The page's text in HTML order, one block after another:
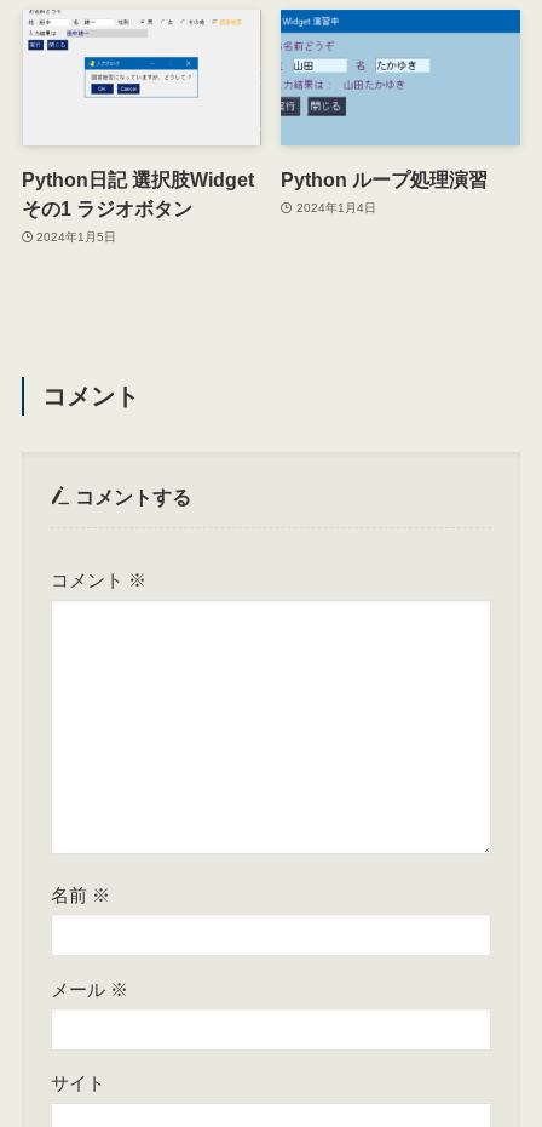
Python日記 選択肢Widget
その1 ラジオボタン
2024年1月5日
Python ループ処理演習
2024年1月4日
コメント
コメントする
コメント ※
名前 ※
メール ※
サイト